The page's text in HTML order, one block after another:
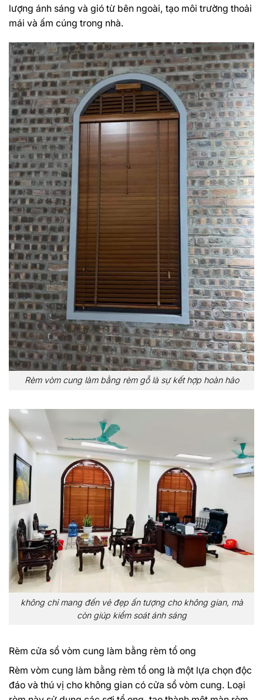
lượng ánh sáng và gió từ bên ngoài, tạo môi trường thoải
mái và ấm cúng trong nhà.
Rèm vòm cung làm bằng rèm gỗ là sự kết hợp hoàn hảo
không chỉ mang đến vẻ đẹp ấn tượng cho không gian, mà
còn giúp kiểm soát ánh sáng
Rèm cửa sổ vòm cung làm bằng rèm tổ ong
Rèm vòm cung làm bằng rèm tổ ong là một lựa chọn độc
đáo và thú vị cho không gian có cửa sổ vòm cung. Loại